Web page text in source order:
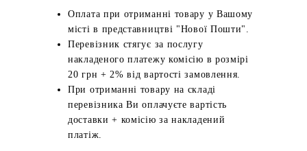
Оплата при отриманні товару у Вашому
місті в представництві "Нової Пошти".
Перевізник стягує за послугу
накладеного платежу комісію в розмірі
20 грн + 2% від вартості замовлення.
При отриманні товару на складі
перевізника Ви оплачуєте вартість
доставки + комісію за накладений
платіж.